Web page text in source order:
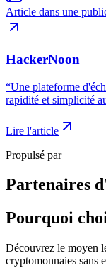
Article dans une
HackerNoon
“Une plateforme
rapidité et simplicité
Lire l'article
Propulsé par
Partenaires
Pourquoi
Découvrez le moyen
cryptomonnaies sans